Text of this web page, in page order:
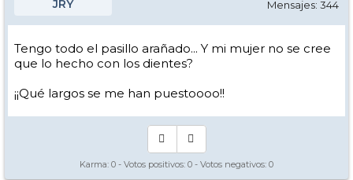
JRY
Mensajes: 344
Tengo todo el pasillo arañado... Y mi mujer no se cree
que lo hecho con los dientes?
¡¡Qué largos se me han puestoooo!!
Karma: 0 - Votos positivos: 0 - Votos negativos: 0